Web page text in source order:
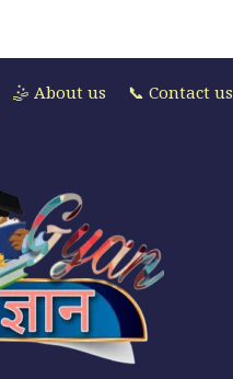
🤹 About us 📞 Contact us